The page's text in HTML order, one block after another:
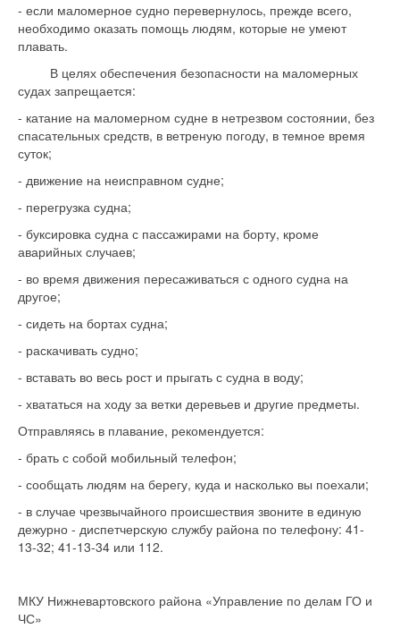
- если маломерное судно перевернулось, прежде всего,
необходимо оказать помощь людям, которые не умеют
плавать.
В целях обеспечения безопасности на маломерных
судах запрещается:
- катание на маломерном судне в нетрезвом состоянии, без
спасательных средств, в ветреную погоду, в темное время
суток;
- движение на неисправном судне;
- перегрузка судна;
- буксировка судна с пассажирами на борту, кроме
аварийных случаев;
- во время движения пересаживаться с одного судна на
другое;
- сидеть на бортах судна;
- раскачивать судно;
- вставать во весь рост и прыгать с судна в воду;
- хвататься на ходу за ветки деревьев и другие предметы.
Отправляясь в плавание, рекомендуется:
- брать с собой мобильный телефон;
- сообщать людям на берегу, куда и насколько вы поехали;
- в случае чрезвычайного происшествия звоните в единую
дежурно - диспетчерскую службу района по телефону: 41-
13-32; 41-13-34 или 112.
МКУ Нижневартовского района «Управление по делам ГО и
ЧС»